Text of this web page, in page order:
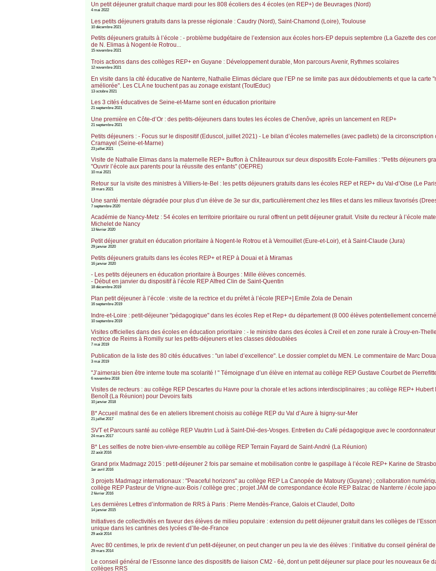
Un petit déjeuner gratuit chaque mardi pour les 808 écoliers des 4 écoles (en REP+) de Beuvrages (Nord)
4 mai 2022
Les petits déjeuners gratuits dans la presse régionale : Caudry (Nord), Saint-Chamond (Loire), Toulouse
10 décembre 2021
Petits déjeuners gratuits à l’école : - problème budgétaire de l’extension aux écoles hors-EP depuis septembre (La Gazette des
de N. Elimas à Nogent-le Rotrou...
15 novembre 2021
Trois actions dans des collèges REP+ en Guyane : Développement durable, Mon parcours Avenir, Rythmes scolaires
12 novembre 2021
En visite dans la cité éducative de Nanterre, Nathalie Elimas déclare que l’EP ne se limite pas aux dédoublements et que la carte
améliorée". Les CLA ne touchent pas au zonage existant (ToutEduc)
13 octobre 2021
Les 3 cités éducatives de Seine-et-Marne sont en éducation prioritaire
21 septembre 2021
Une première en Côte-d’Or : des petits-déjeuners dans toutes les écoles de Chenôve, après un lancement en REP+
21 septembre 2021
Petits déjeuners : - Focus sur le dispositif (Eduscol, juillet 2021) - Le bilan d’écoles maternelles (avec padlets) de la circonscription
Cramayel (Seine-et-Marne)
23 juillet 2021
Visite de Nathalie Elimas dans la maternelle REP+ Buffon à Châteauroux sur deux dispositifs Ecole-Familles : "Petits déjeuners
"Ouvrir l’école aux parents pour la réussite des enfants" (OEPRE)
10 mai 2021
Retour sur la visite des ministres à Villiers-le-Bel : les petits déjeuners gratuits dans les écoles REP et REP+ du Val-d’Oise (Le
19 mars 2021
Une santé mentale dégradée pour plus d’un élève de 3e sur dix, particulièrement chez les filles et dans les milieux favorisés
7 septembre 2020
Académie de Nancy-Metz : 54 écoles en territoire prioritaire ou rural offrent un petit déjeuner gratuit. Visite du recteur à l’école
Michelet de Nancy
13 février 2020
Petit déjeuner gratuit en éducation prioritaire à Nogent-le Rotrou et à Vernouillet (Eure-et-Loir), et à Saint-Claude (Jura)
29 janvier 2020
Petits déjeuners gratuits dans les écoles REP+ et REP à Douai et à Miramas
16 janvier 2020
- Les petits déjeuners en éducation prioritaire à Bourges : Mille élèves concernés.
- Début en janvier du dispositif à l’école REP Alfred Clin de Saint-Quentin
18 décembre 2019
Plan petit déjeuner à l’école : visite de la rectrice et du préfet à l’école [REP+] Emile Zola de Denain
16 septembre 2019
Indre-et-Loire : petit-déjeuner "pédagogique" dans les écoles Rep et Rep+ du département (8 000 élèves potentiellement
10 septembre 2019
Visites officielles dans des écoles en éducation prioritaire : - le ministre dans des écoles à Creil et en zone rurale à Crouy-en-
rectrice de Reims à Romilly sur les petits-déjeuners et les classes dédoublées
7 mai 2019
Publication de la liste des 80 cités éducatives : "un label d’excellence". Le dossier complet du MEN. Le commentaire de Marc
3 mai 2019
"J’aimerais bien être interne toute ma scolarité ! " Témoignage d’un élève en internat au collège REP Gustave Courbet de
6 novembre 2018
Visites de recteurs : au collège REP Descartes du Havre pour la chorale et les actions interdisciplinaires ; au collège REP+ Hubert
Benoît (La Réunion) pour Devoirs faits
10 janvier 2018
B* Accueil matinal des 6e en ateliers librement choisis au collège REP du Val d’Aure à Isigny-sur-Mer
21 juillet 2017
SVT et Parcours santé au collège REP Vautrin Lud à Saint-Dié-des-Vosges. Entretien du Café pédagogique avec le
24 mars 2017
B* Les selfies de notre bien-vivre-ensemble au collège REP Terrain Fayard de Saint-André (La Réunion)
22 août 2016
Grand prix Madmagz 2015 : petit-déjeuner 2 fois par semaine et mobilisation contre le gaspillage à l’école REP+ Karine de
1er avril 2016
3 projets Madmagz internationaux : "Peaceful horizons" au collège REP La Canopée de Matoury (Guyane) ; collaboration
collège REP Pasteur de Vrigne-aux-Bois / collège grec ; projet JAM de correspondance école REP Balzac de Nanterre / école
2 février 2016
Les dernières Lettres d’information de RRS à Paris : Pierre Mendès-France, Galois et Claudel, Dolto
14 janvier 2015
Initiatives de collectivités en faveur des élèves de milieu populaire : extension du petit déjeuner gratuit dans les collèges de
unique dans les cantines des lycées d’Ile-de-France
29 août 2014
Avec 80 centimes, le prix de revient d’un petit-déjeuner, on peut changer un peu la vie des élèves : l’initiative du conseil général de
29 mars 2014
Le conseil général de l’Essonne lance des dispositifs de liaison CM2 - 6è, dont un petit déjeuner sur place pour les nouveaux 6e
collèges RRS